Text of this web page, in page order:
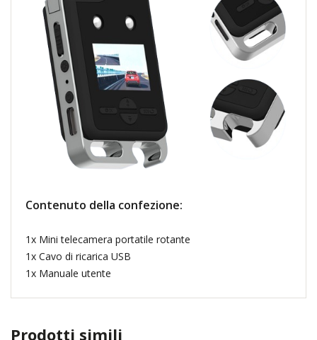
Contenuto della confezione:
1x Mini telecamera portatile rotante
1x Cavo di ricarica USB
1x Manuale utente
Prodotti simili